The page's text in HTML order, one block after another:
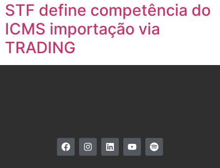
STF define competência do
ICMS importação via
TRADING